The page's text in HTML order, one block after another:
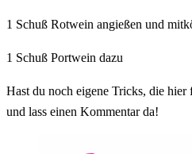
1 Schuß Rotwein angießen und
1 Schuß Portwein dazu
Hast du noch eigene Tricks, die hier
und lass einen Kommentar da!